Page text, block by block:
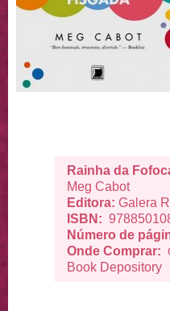
Rainha da
Meg Cabot
Editora: Galera
ISBN:
Número de
Onde Comprar:
Book Depository